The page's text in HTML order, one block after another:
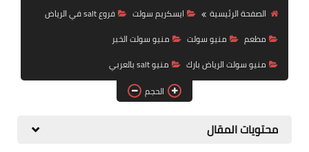
الصفحة الرئيسية
ايسكريم سولت
فروع salt في الرياض
مطعم
منيو سولت
منيو سولت الخبر
منيو سولت الرياض بارك
منيو salt بالعربي
الحجم
محتويات المقال